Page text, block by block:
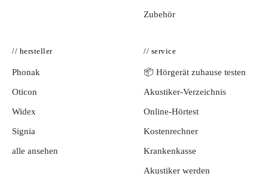
Zubehör
// hersteller
Phonak
Oticon
Widex
Signia
alle ansehen
// service
📦 Hörgerät zuhause testen
Akustiker-Verzeichnis
Online-Hörtest
Kostenrechner
Krankenkasse
Akustiker werden